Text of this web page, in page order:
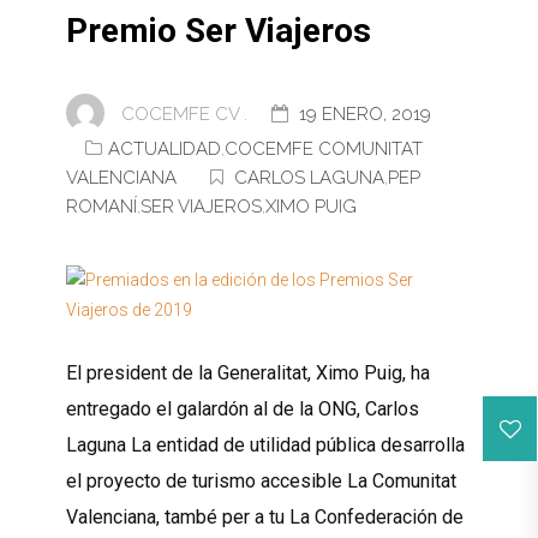
Premio Ser Viajeros
COCEMFE CV .
19 ENERO, 2019
ACTUALIDAD,COCEMFE COMUNITAT
VALENCIANA
CARLOS LAGUNA,PEP
ROMANÍ ,SER VIAJEROS,XIMO PUIG
El president de la Generalitat, Ximo Puig, ha
entregado el galardón al de la ONG, Carlos
Laguna La entidad de utilidad pública desarrolla
el proyecto de turismo accesible La Comunitat
Valenciana, també per a tu La Confederación de